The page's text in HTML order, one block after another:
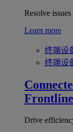
Resolve
Learn more
终端设
终端设
Frontline
Drive